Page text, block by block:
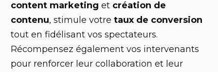
content marketing et création de
contenu, stimule votretaux de conversion
tout en fidélisant vos spectateurs.
Récompensez également vos intervenants
pour renforcer leur collaboration et leur